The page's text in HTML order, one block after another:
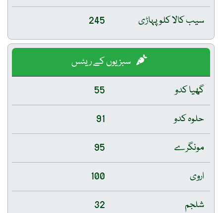
سیب کالا کلو پہاڑی
245
سبزیوں کے ریٹس
گھیا کدو
55
حلوہ کدو
91
مونگرے
95
اروی
100
شلجم
32